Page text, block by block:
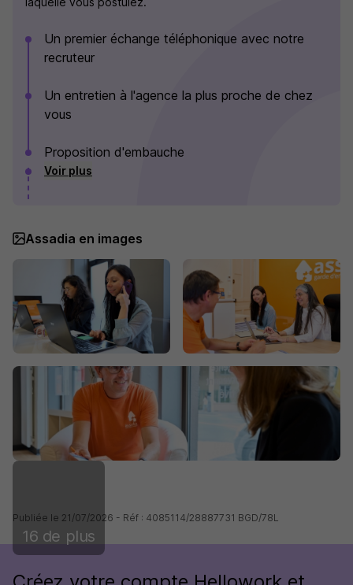
Un premier échange téléphonique avec notre
recruteur
Un entretien à l'agence la plus proche de chez
vous
Proposition d'embauche
Voir plus
Assadia en images
16 de plus
Publiée le 21/07/2026 - Réf : 4085114/28887731 BGD/78L